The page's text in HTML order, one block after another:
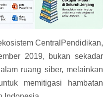
CentralPendidikan,
2019, bukan sekadar
ruang siber, melainkan
memitigasi hambatan